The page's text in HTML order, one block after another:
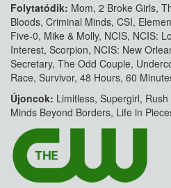
Folytatódik: Mom, 2 Broke Girls,
Bloods, Criminal Minds, CSI,
Five-0, Mike & Molly, NCIS, NCIS:
Interest, Scorpion, NCIS: New
Secretary, The Odd Couple,
Race, Survivor, 48 Hours, 60
Újoncok: Limitless, Supergirl,
Minds Beyond Borders, Life in